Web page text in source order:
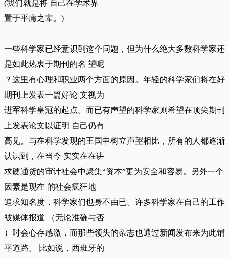
(我们就是将 自己在学术界
置于平庸之辈。)
一些科学家已经意识到这个问题，但为什么绝大多数科学家还
是如此热衷于期刊的名 望呢
？这里有心理和职业两个方面的原因。年轻的科学家们将在好
期刊上发表一篇好论 文视为
进军科学皇冠的起点。而已有声望的科学家则希望在顶尖期刊
上发表论文以证明 自己仍有
高见。与在科学发现的王国中树立声望相比，所有的人都逐渐
认识到，在当今 实实在在讲
求硬通货的审计社会中聚集“资本”更为安全和容易。另外一个
因素是现在 的社会疯狂地
追求知名度，科学家们也身不由已。许多科学家在自己的工作
被媒体报道 （无论准确与否
）时会心存感激，而那些领头的杂志也通过新闻发布来为此铺
平道路。 比如说，西班牙的